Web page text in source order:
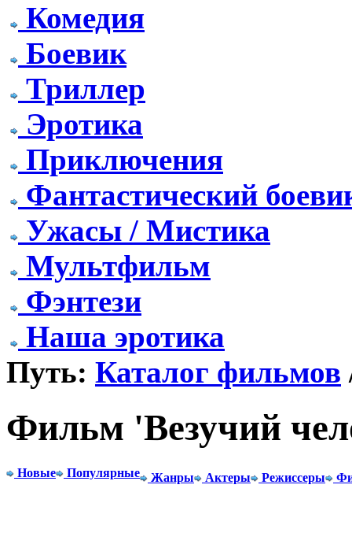
Комедия
Боевик
Триллер
Эротика
Приключения
Фантастический
Ужасы / Мистика
Мультфильм
Фэнтези
Наша эротика
Путь: Каталог фильмов
Фильм 'Везучий
Новые Популярные Жанры Актеры Режиссеры